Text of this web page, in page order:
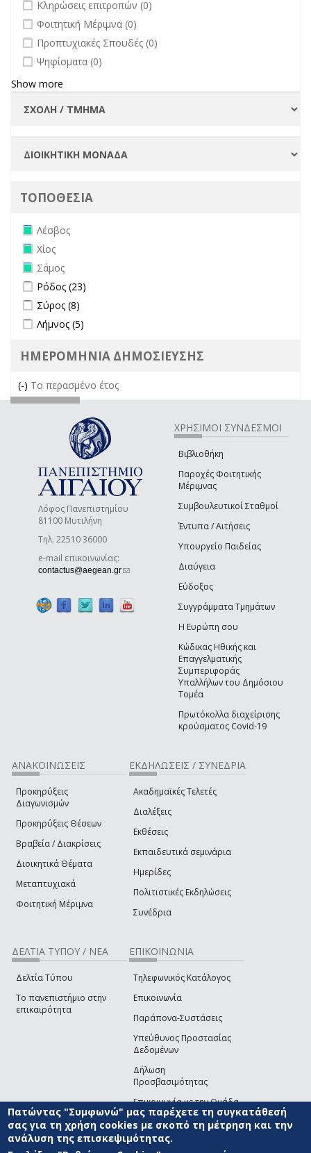
Κληρώσεις επιτροπών (0)
undefined
Φοιτητική Μέριμνα (0)
undefined
Προπτυχιακές Σπουδές (0)
undefined
Ψηφίσματα (0)
Show more
ΤΟΠΟΘΕΣΙΑ
Remove Λέσβος filter
Λέσβος
Remove Χίος filter
Χίος
Remove Σάμος filter
Σάμος
Apply Ρόδος filter
Ρόδος (23)
Apply Σύρος filter
Σύρος (8)
Apply Λήμνος filter
Λήμνος (5)
ΗΜΕΡΟΜΗΝΙΑ ΔΗΜΟΣΙΕΥΣΗΣ
(-) Remove Το περασμένο έτος filter
Το περασμένο έτος
Λόφος Πανεπιστημίου
81100 Μυτιλήνη
Τηλ. 22510 36000
e-mail επικοινωνίας:
contactus@aegean.gr(link sends e-mail)
ΧΡΗΣΙΜΟΙ ΣΥΝΔΕΣΜΟΙ
Βιβλιοθήκη
Παροχές Φοιτητικής
Μέριμνας
Συμβουλευτικοί Σταθμοί
Έντυπα / Αιτήσεις
Υπουργείο Παιδείας
Διαύγεια
Εύδοξος
Συγγράμματα Τμημάτων
Η Ευρώπη σου
Κώδικας Ηθικής και
Επαγγελματικής
Συμπεριφοράς
Υπαλλήλων του Δημόσιου
Τομέα
Πρωτόκολλα διαχείρισης
κρούσματος Covid-19
ΑΝΑΚΟΙΝΩΣΕΙΣ
Προκηρύξεις
Διαγωνισμών
Προκηρύξεις Θέσεων
Βραβεία / Διακρίσεις
Διοικητικά Θέματα
Μεταπτυχιακά
Φοιτητική Μέριμνα
ΕΚΔΗΛΩΣΕΙΣ / ΣΥΝΕΔΡΙΑ
Ακαδημαϊκές Τελετές
Διαλέξεις
Εκθέσεις
Εκπαιδευτικά σεμινάρια
Ημερίδες
Πολιτιστικές Εκδηλώσεις
Συνέδρια
ΔΕΛΤΙΑ ΤΥΠΟΥ / ΝΕΑ
Δελτία Τύπου
Το πανεπιστήμιο στην
επικαιρότητα
ΕΠΙΚΟΙΝΩΝΙΑ
Τηλεφωνικός Κατάλογος
Επικοινωνία
Παράπονα-Συστάσεις
Υπεύθυνος Προστασίας
Δεδομένων
Δήλωση
Προσβασιμότητας
Επικοινωνία με την Ομάδα
Ανάπτυξης του site(link sends e-mail)
© ΠΑΝΕΠΙΣΤΗΜΙΟ ΑΙΓΑΙΟΥ ΟΡΟΙ ΧΡΗΣΗΣ
Πατώντας "Συμφωνώ" μας παρέχετε τη συγκατάθεσή
σας για τη χρήση cookies με σκοπό τη μέτρηση και την
ανάλυση της επισκεψιμότητας.